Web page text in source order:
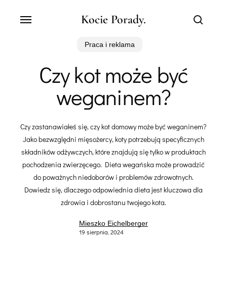
Kocie Porady.
Menu
Praca i reklama
Czy kot może być
weganinem?
Czy zastanawiałeś się, czy kot domowy może być weganinem?
Jako bezwzględni mięsożercy, koty potrzebują specyficznych
składników odżywczych, które znajdują się tylko w produktach
pochodzenia zwierzęcego. Dieta wegańska może prowadzić
do poważnych niedoborów i problemów zdrowotnych.
Dowiedz się, dlaczego odpowiednia dieta jest kluczowa dla
zdrowia i dobrostanu twojego kota.
Mieszko Eichelberger
19 sierpnia, 2024